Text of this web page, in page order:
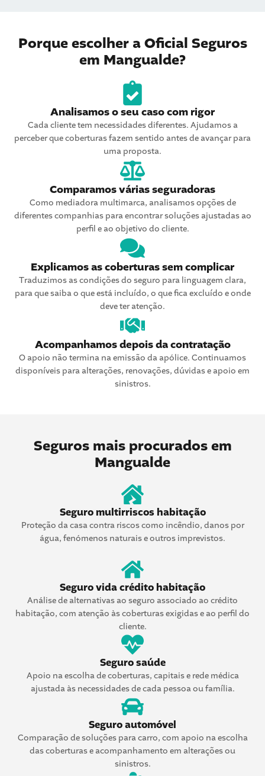
Porque escolher a Oficial Seguros
em Mangualde?
Analisamos o seu caso com rigor
Cada cliente tem necessidades diferentes. Ajudamos a
perceber que coberturas fazem sentido antes de avançar para
uma proposta.
Comparamos várias seguradoras
Como mediadora multimarca, analisamos opções de
diferentes companhias para encontrar soluções ajustadas ao
perfil e ao objetivo do cliente.
Explicamos as coberturas sem complicar
Traduzimos as condições do seguro para linguagem clara,
para que saiba o que está incluído, o que fica excluído e onde
deve ter atenção.
Acompanhamos depois da contratação
O apoio não termina na emissão da apólice. Continuamos
disponíveis para alterações, renovações, dúvidas e apoio em
sinistros.
Seguros mais procurados em
Mangualde
Seguro multirriscos habitação
Proteção da casa contra riscos como incêndio, danos por
água, fenómenos naturais e outros imprevistos.
Seguro vida crédito habitação
Análise de alternativas ao seguro associado ao crédito
habitação, com atenção às coberturas exigidas e ao perfil do
cliente.
Seguro saúde
Apoio na escolha de coberturas, capitais e rede médica
ajustada às necessidades de cada pessoa ou família.
Seguro automóvel
Comparação de soluções para carro, com apoio na escolha
das coberturas e acompanhamento em alterações ou
sinistros.